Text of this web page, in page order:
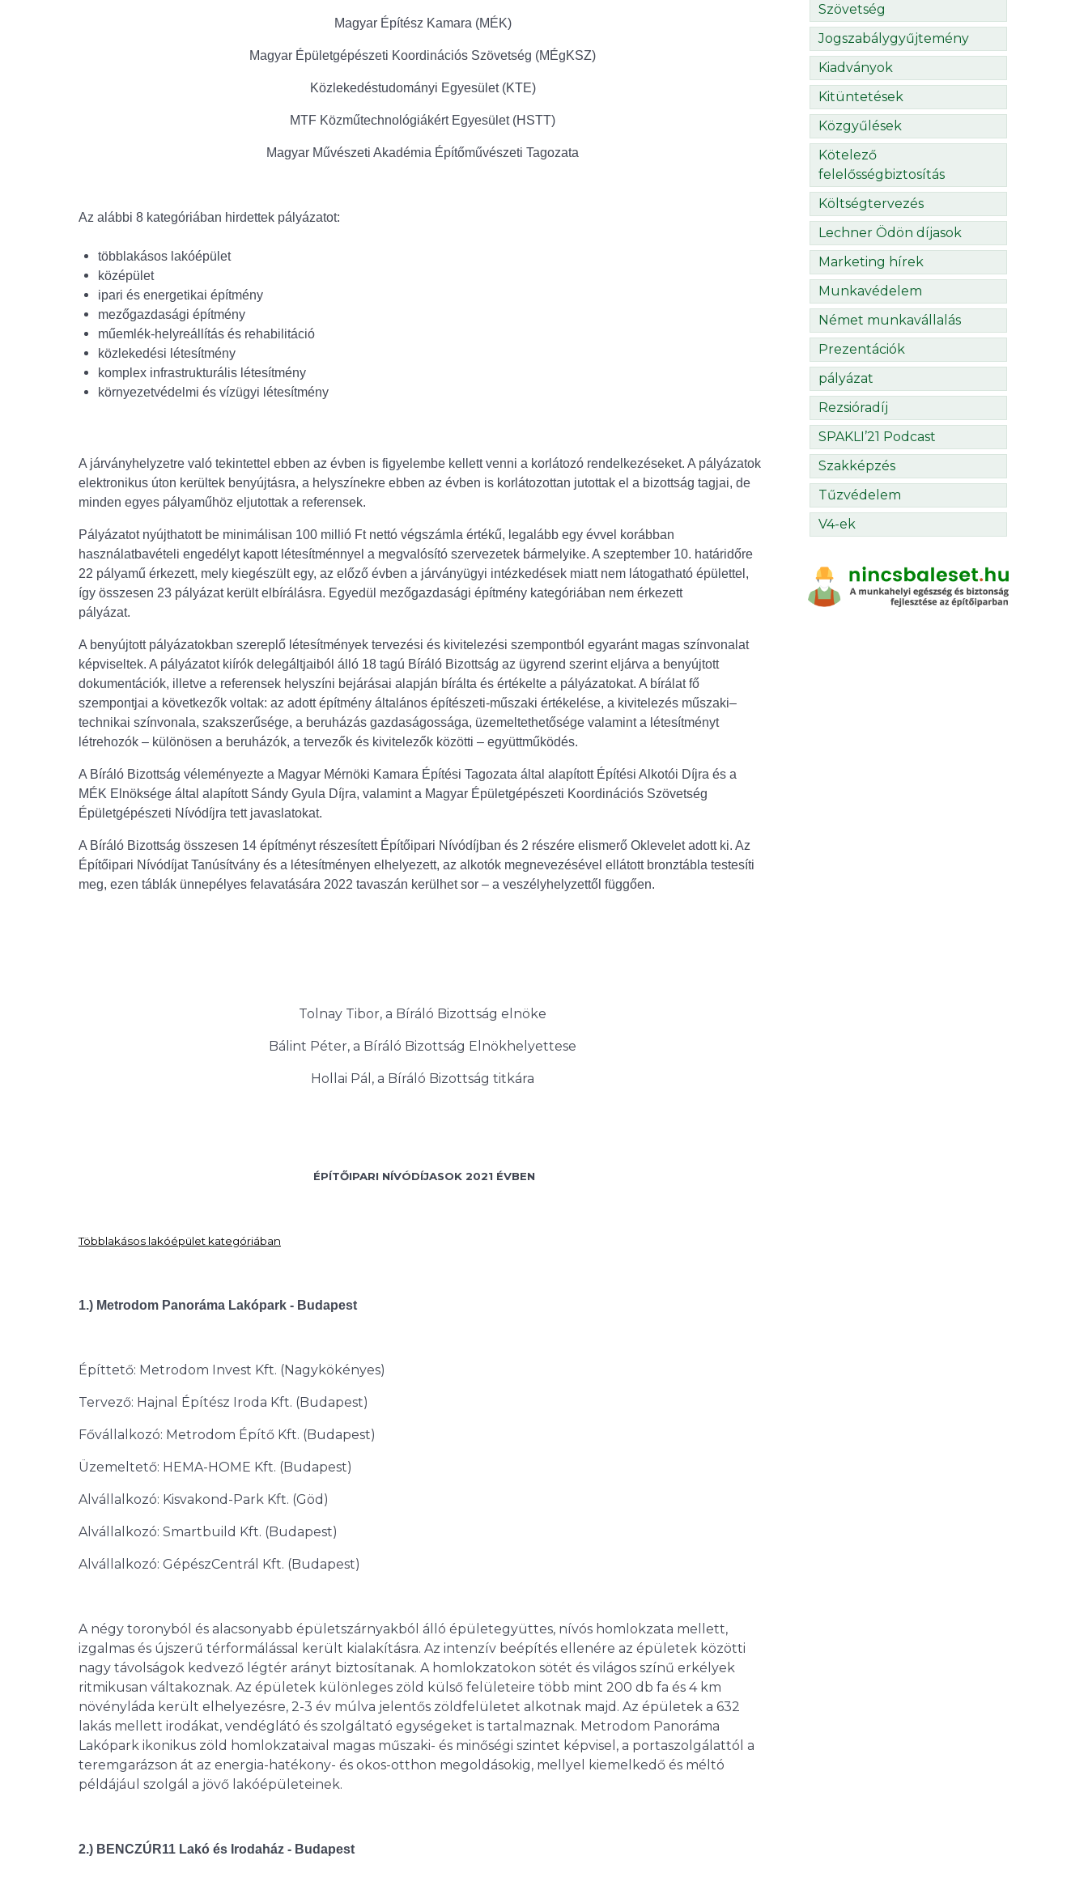
Magyar Építész Kamara (MÉK)
Magyar Épületgépészeti Koordinációs Szövetség (MÉgKSZ)
Közlekedéstudományi Egyesület (KTE)
MTF Közműtechnológiákért Egyesület (HSTT)
Magyar Művészeti Akadémia Építőművészeti Tagozata
Az alábbi 8 kategóriában hirdettek pályázatot:
többlakásos lakóépület
középület
ipari és energetikai építmény
mezőgazdasági építmény
műemlék-helyreállítás és rehabilitáció
közlekedési létesítmény
komplex infrastrukturális létesítmény
környezetvédelmi és vízügyi létesítmény
A járványhelyzetre való tekintettel ebben az évben is figyelembe kellett venni a korlátozó rendelkezéseket. A pályázatok
elektronikus úton kerültek benyújtásra, a helyszínekre ebben az évben is korlátozottan jutottak el a bizottság tagjai, de
minden egyes pályaműhöz eljutottak a referensek.
Pályázatot nyújthatott be minimálisan 100 millió Ft nettó végszámla értékű, legalább egy évvel korábban
használatbavételi engedélyt kapott létesítménnyel a megvalósító szervezetek bármelyike. A szeptember 10. határidőre
22 pályamű érkezett, mely kiegészült egy, az előző évben a járványügyi intézkedések miatt nem látogatható épülettel,
így összesen 23 pályázat került elbírálásra. Egyedül mezőgazdasági építmény kategóriában nem érkezett
pályázat.
A benyújtott pályázatokban szereplő létesítmények tervezési és kivitelezési szempontból egyaránt magas színvonalat
képviseltek. A pályázatot kiírók delegáltjaiból álló 18 tagú Bíráló Bizottság az ügyrend szerint eljárva a benyújtott
dokumentációk, illetve a referensek helyszíni bejárásai alapján bírálta és értékelte a pályázatokat. A bírálat fő
szempontjai a következők voltak: az adott építmény általános építészeti-műszaki értékelése, a kivitelezés műszaki–
technikai színvonala, szakszerűsége, a beruházás gazdaságossága, üzemeltethetősége valamint a létesítményt
létrehozók – különösen a beruházók, a tervezők és kivitelezők közötti – együttműködés.
A Bíráló Bizottság véleményezte a Magyar Mérnöki Kamara Építési Tagozata által alapított Építési Alkotói Díjra és a
MÉK Elnöksége által alapított Sándy Gyula Díjra, valamint a Magyar Épületgépészeti Koordinációs Szövetség
Épületgépészeti Nívódíjra tett javaslatokat.
A Bíráló Bizottság összesen 14 építményt részesített Építőipari Nívódíjban és 2 részére elismerő Oklevelet adott ki. Az
Építőipari Nívódíjat Tanúsítvány és a létesítményen elhelyezett, az alkotók megnevezésével ellátott bronztábla testesíti
meg, ezen táblák ünnepélyes felavatására 2022 tavaszán kerülhet sor – a veszélyhelyzettől függően.
Tolnay Tibor, a Bíráló Bizottság elnöke
Bálint Péter, a Bíráló Bizottság Elnökhelyettese
Hollai Pál, a Bíráló Bizottság titkára
ÉPÍTŐIPARI NÍVÓDÍJASOK 2021 ÉVBEN
Többlakásos lakóépület kategóriában
1.) Metrodom Panoráma Lakópark - Budapest
Építtető: Metrodom Invest Kft. (Nagykökényes)
Tervező: Hajnal Építész Iroda Kft. (Budapest)
Fővállalkozó: Metrodom Építő Kft. (Budapest)
Üzemeltető: HEMA-HOME Kft. (Budapest)
Alvállalkozó: Kisvakond-Park Kft. (Göd)
Alvállalkozó: Smartbuild Kft. (Budapest)
Alvállalkozó: GépészCentrál Kft. (Budapest)
A négy toronyból és alacsonyabb épületszárnyakból álló épületegyüttes, nívós homlokzata mellett,
izgalmas és újszerű térformálással került kialakításra. Az intenzív beépítés ellenére az épületek közötti
nagy távolságok kedvező légtér arányt biztosítanak. A homlokzatokon sötét és világos színű erkélyek
ritmikusan váltakoznak. Az épületek különleges zöld külső felületeire több mint 200 db fa és 4 km
növényláda került elhelyezésre, 2-3 év múlva jelentős zöldfelületet alkotnak majd. Az épületek a 632
lakás mellett irodákat, vendéglátó és szolgáltató egységeket is tartalmaznak. Metrodom Panoráma
Lakópark ikonikus zöld homlokzataival magas műszaki- és minőségi szintet képvisel, a portaszolgálattól a
teremgarázson át az energia-hatékony- és okos-otthon megoldásokig, mellyel kiemelkedő és méltó
példájául szolgál a jövő lakóépületeinek.
2.) BENCZÚR11 Lakó és Irodaház - Budapest
Szövetség
Jogszabálygyűjtemény
Kiadványok
Kitüntetések
Közgyűlések
Kötelező
felelősségbiztosítás
Költségtervezés
Lechner Ödön díjasok
Marketing hírek
Munkavédelem
Német munkavállalás
Prezentációk
pályázat
Rezsióradíj
SPAKLI’21 Podcast
Szakképzés
Tűzvédelem
V4-ek